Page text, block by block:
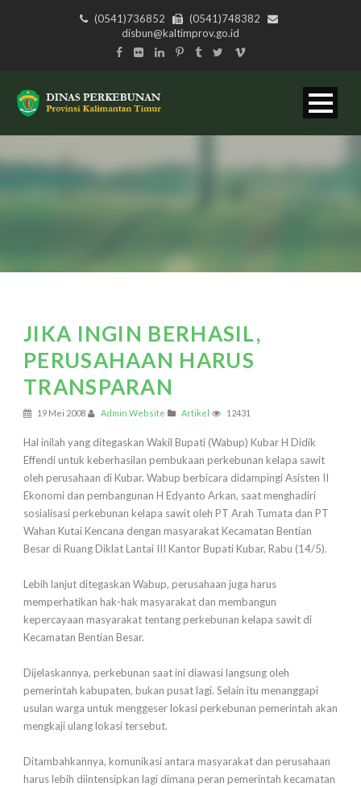
(0541)736852
(0541)748382
disbun@kaltimprov.go.id
JIKA INGIN BERHASIL,
PERUSAHAAN HARUS
TRANSPARAN
19 Mei 2008 Admin Website Artikel 12431
Hal inilah yang ditegaskan Wakil Bupati (Wabup) Kubar H Didik
Effendi untuk keberhasilan pembukaan perkebunan kelapa sawit
oleh perusahaan di Kubar. Wabup berbicara didampingi Asisten II
Ekonomi dan pembangunan H Edyanto Arkan, saat menghadiri
sosialisasi perkebunan kelapa sawit oleh PT Arah Tumata dan PT
Wahan Kutai Kencana dengan masyarakat Kecamatan Bentian
Besar di Ruang Diklat Lantai III Kantor Bupati Kubar, Rabu (14/5).
Lebih lanjut ditegaskan Wabup, perusahaan juga harus
memperhatikan hak-hak masyarakat dan membangun
kepercayaan masyarakat tentang perkebunan kelapa sawit di
Kecamatan Bentian Besar.
Dijelaskannya, perkebunan saat ini diawasi langsung oleh
pemerintah kabupaten, bukan pusat lagi. Selain itu menanggapi
usulan warga untuk menggeser lokasi perkebunan pemerintah akan
mengkaji ulang lokasi tersebut.
Ditambahkannya, komunikasi antara masyarakat dan perusahaan
harus lebih diintensipkan lagi dimana peran pemerintah kecamatan